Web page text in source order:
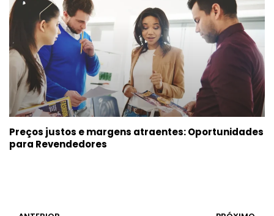
Preços justos e margens atraentes: Oportunidades
para Revendedores